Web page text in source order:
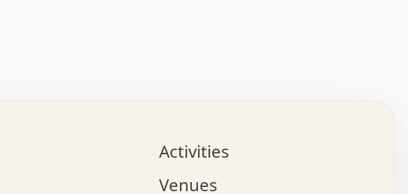
.   o   .   .   .   .   .   .   .   .   .   .   x   .   .   .   .
x   .   .   .   o   .   .   .   .   .   .   .   .   x   .   .   .
.   .   .   x   .   .   .   :   .   .   .   x   .   .   .   :   .
Activities
Venues